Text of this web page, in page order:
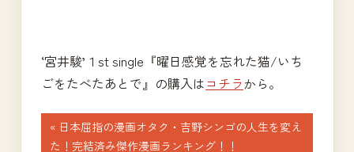
‘宮井駿’１st single『曜日感覚を忘れた猫/いち
ごをたべたあとで』の購入はコチラから。
投前
の
日本屈指の漫画オタク・吉野シンゴの人生を変え
た！完結済み傑作漫画ランキング！！